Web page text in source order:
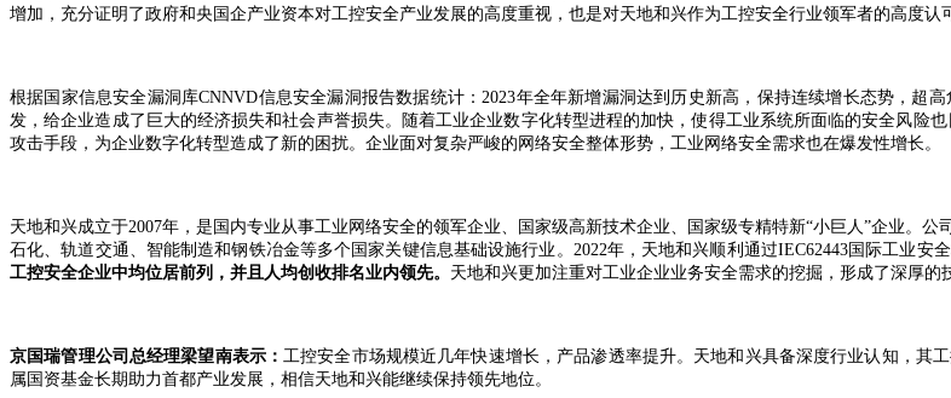
增加，充分证明了政府和央国企产业资本对工控安全产业发展的高度重视，也是对天地和兴作为工控安全行业领军者的高度认
根据国家信息安全漏洞库CNNVD信息安全漏洞报告数据统计：2023年全年新增漏洞达到历史新高，保持连续增长态势，超
发，给企业造成了巨大的经济损失和社会声誉损失。随着工业企业数字化转型进程的加快，使得工业系统所面临的安全风险
攻击手段，为企业数字化转型造成了新的困扰。企业面对复杂严峻的网络安全整体形势，工业网络安全需求也在爆发性增长。
天地和兴成立于2007年，是国内专业从事工业网络安全的领军企业、国家级高新技术企业、国家级专精特新“小巨人”企业。
石化、轨道交通、智能制造和钢铁冶金等多个国家关键信息基础设施行业。2022年，天地和兴顺利通过IEC62443国际工业
工控安全企业中均位居前列，并且人均创收排名业内领先。 天地和兴更加注重对工业企业业务安全需求的挖掘，形成了深厚
京国瑞管理公司总经理梁望南表示：工控安全市场规模近几年快速增长，产品渗透率提升。天地和兴具备深度行业认知，
属国资基金长期助力首都产业发展，相信天地和兴能继续保持领先地位。